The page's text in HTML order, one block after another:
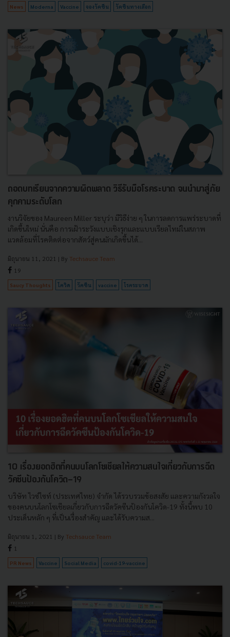
News Moderna Vaccine จองวัคซีน วัคซีนทางเลือก
ถอดบทเรียนจากความผิดพลาด วิธีรับมือโรคระบาด จนนำมาสู่ภัย
คุกคามระดับโลก
งานวิจัยของ Maureen Miller ระบุว่า มีวิธีง่าย ๆ ในการลดการแพร่ระบาดที่
เกิดขึ้นใหม่ นั่นคือ การเฝ้าระวังแบบเชิงรุกและแบบเรียลไทม์ในสภาพ
แวดล้อมที่โรคติดต่อจากสัตว์สู่คนมักเกิดขึ้นได้...
มิถุนายน 11, 2021 | By Techsauce Team
19
Saucy Thoughts โควิด วัคซีน vaccine โรคระบาด
10 เรื่องยอดฮิตที่คนบนโลกโซเชียลให้ความสนใจเกี่ยวกับการฉีด
วัคซีนป้องกันโควิด-19
บริษัท ไวซ์ไซท์ (ประเทศไทย) จำกัด ได้รวบรวมข้อสงสัย และความกังวลใจ
ของคนบนโลกโซเชียลเกี่ยวกับการฉีดวัคซีนป้องกันโควิด-19 ทั้งนี้พบ 10
ประเด็นหลัก ๆ ที่เป็นเรื่องสำคัญ และได้รับความส...
มิถุนายน 1, 2021 | By Techsauce Team
1
PR News Vaccine Social Media covid-19-vaccine